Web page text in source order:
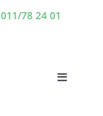
011/78 24 01
Toggle